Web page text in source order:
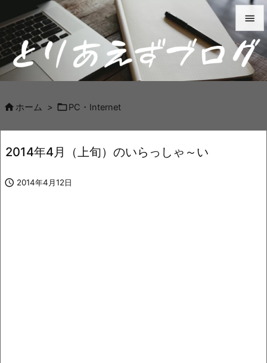


メニュ

 ホーム > PC・Internet
2014年4月（上旬）のいらっしゃ～い
 2014年4月12日